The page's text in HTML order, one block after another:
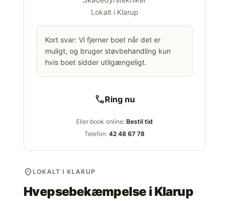
Lokalt i Klarup
Kort svar: Vi fjerner boet når det er
muligt, og bruger støvbehandling kun
hvis boet sidder utilgængeligt.
callRing nu
Eller book online: Bestil tid
Telefon: 42 48 67 78
location_on LOKALT I KLARUP
Hvepsebekæmpelse i Klarup